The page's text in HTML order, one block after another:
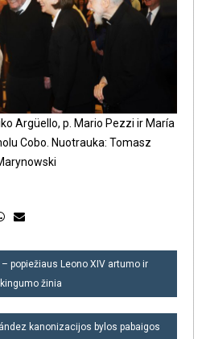
Argüello, p. Mario Pezzi ir María
Cobo. Nuotrauka: Tomasz
popiežiaus Leono XIV artumo ir
žinia
kanonizacijos bylos pabaigos